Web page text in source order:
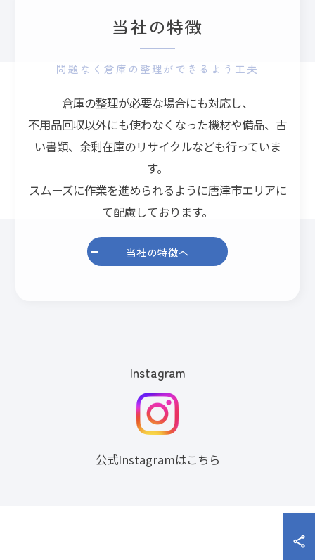
問題なく倉庫の整理ができるよう工夫
当社の特徴
倉庫の整理が必要な場合にも対応し、
不用品回収以外にも使わなくなった機材や備品、古
い書類、余剰在庫のリサイクルなども行っていま
す。
スムーズに作業を進められるように唐津市エリアに
て配慮しております。
当社の特徴へ
Instagram
公式Instagramはこちら